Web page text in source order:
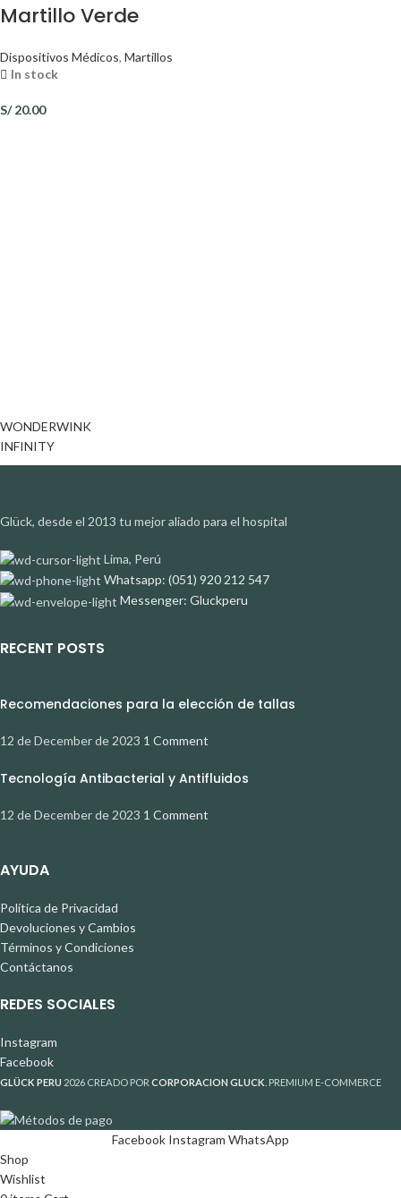
Martillo Verde
Dispositivos Médicos, Martillos
In stock
S/20.00
WONDERWINK
INFINITY
Glück, desde el 2013 tu mejor aliado para el hospital
Lima, Perú
Whatsapp: (051) 920 212 547
Messenger: Gluckperu
RECENT POSTS
Recomendaciones para la elección de tallas
12 de December de 2023 1 Comment
Tecnología Antibacterial y Antifluidos
12 de December de 2023 1 Comment
AYUDA
Política de Privacidad
Devoluciones y Cambios
Términos y Condiciones
Contáctanos
REDES SOCIALES
Instagram
Facebook
GLÜCK PERU 2026 CREADO POR CORPORACION GLUCK . PREMIUM E-COMMERCE
Facebook Instagram WhatsApp
Shop
Wishlist